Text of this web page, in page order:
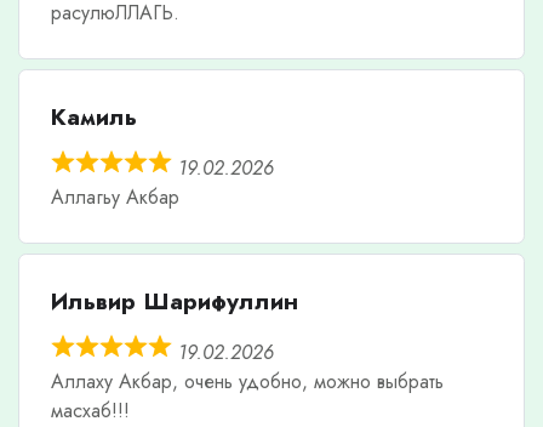
расулюЛЛАГЬ.
Камиль
19.02.2026
Аллагьу Акбар
Ильвир Шарифуллин
19.02.2026
Аллаху Акбар, очень удобно, можно выбрать
масхаб!!!